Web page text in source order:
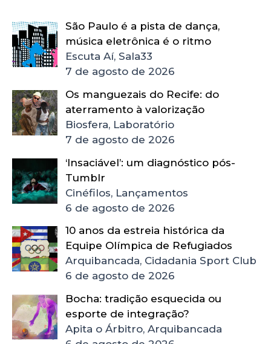
São Paulo é a pista de dança,
música eletrônica é o ritmo
Escuta Aí, Sala33
7 de agosto de 2026
Os manguezais do Recife: do
aterramento à valorização
Biosfera, Laboratório
7 de agosto de 2026
‘Insaciável’: um diagnóstico pós-
Tumblr
Cinéfilos, Lançamentos
6 de agosto de 2026
10 anos da estreia histórica da
Equipe Olímpica de Refugiados
Arquibancada, Cidadania Sport Club
6 de agosto de 2026
Bocha: tradição esquecida ou
esporte de integração?
Apita o Árbitro, Arquibancada